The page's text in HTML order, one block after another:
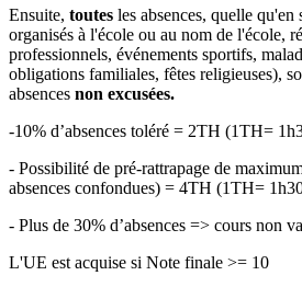
Ensuite, toutes les absences, quelle
organisés à l'école ou au nom de l'école,
professionnels, événements sportifs,
obligations familiales, fêtes religieuses),
absences non excusées.
-10% d’absences toléré = 2TH (1TH=
- Possibilité de pré-rattrapage de
absences confondues) = 4TH (1TH=
- Plus de 30% d’absences => cours non
L'UE est acquise si Note finale >= 10